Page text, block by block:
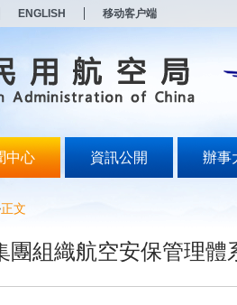
ENGLISH 移动客户端
中心 資訊公開 辦事
正文
團組織航空安保管理體